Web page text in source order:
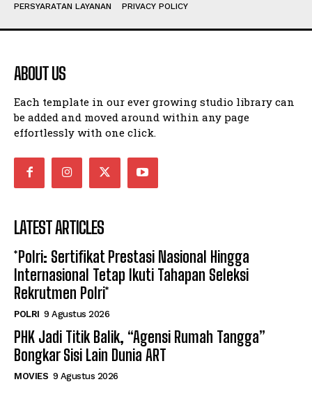
PERSYARATAN LAYANAN
PRIVACY POLICY
ABOUT US
Each template in our ever growing studio library can
be added and moved around within any page
effortlessly with one click.
LATEST ARTICLES
*Polri: Sertifikat Prestasi Nasional Hingga
Internasional Tetap Ikuti Tahapan Seleksi
Rekrutmen Polri*
POLRI 9 Agustus 2026
PHK Jadi Titik Balik, “Agensi Rumah Tangga”
Bongkar Sisi Lain Dunia ART
MOVIES 9 Agustus 2026